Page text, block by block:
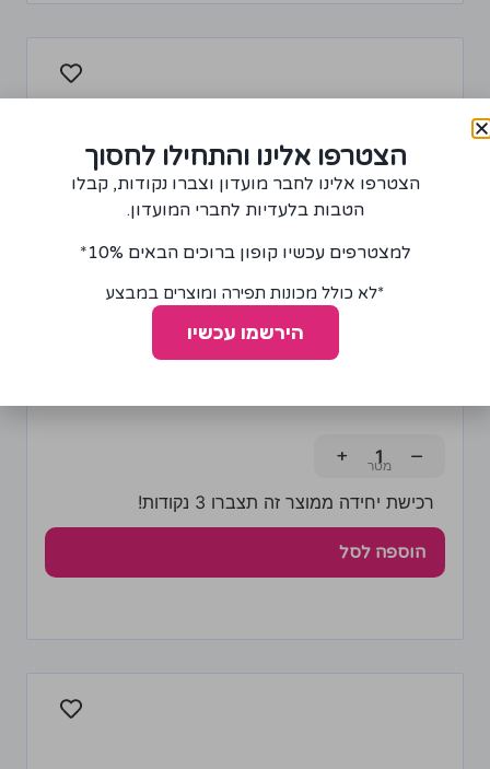
−
+
רכישת יחידה ממוצר זה תצברו 3 נקודות!
הוספה לסל
הצטרפו אלינו והתחילו לחסוך
הצטרפו אלינו לחבר מועדון וצברו נקודות, קבלו
הטבות בלעדיות לחברי המועדון.
למצטרפים עכשיו קופון ברוכים הבאים 10%*
*לא כולל מכונות תפירה ומוצרים במבצע
הירשמו עכשיו